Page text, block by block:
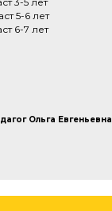
5-6 лет
6-7 лет
Ольга Евгеньевна